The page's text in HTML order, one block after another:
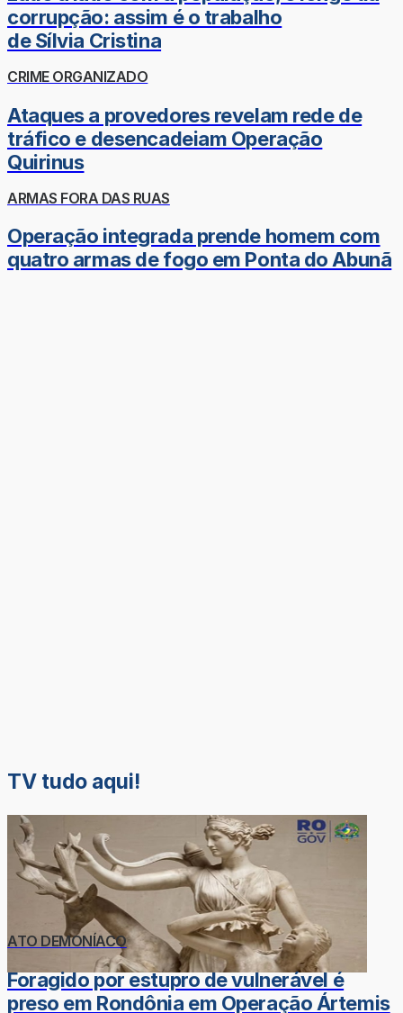
corrupção: assim é o trabalho
de Sílvia Cristina
CRIME ORGANIZADO
Ataques a provedores revelam rede de
tráfico e desencadeiam Operação
Quirinus
ARMAS FORA DAS RUAS
Operação integrada prende homem com
quatro armas de fogo em Ponta do Abunã
TV tudo aqui!
ATO DEMONÍACO
Foragido por estupro de vulnerável é
preso em Rondônia em Operação Ártemis